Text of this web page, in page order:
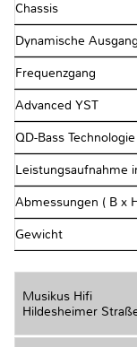
Chassis
Dynamische
Frequenzgang
Advanced YST
QD-Bass Technologie
Leistungsaufnahme
Abmessungen ( B x
Gewicht
Musikus Hifi
Hildesheimer